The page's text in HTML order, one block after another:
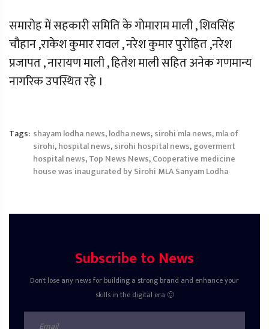
समारोह में सहकारी समिति के गोमाराम माली , शिवसिंह
चौहान ,राकेश कुमार रावल , नरेश कुमार पुरोहित ,नरेश
प्रजापत , नारायण माली , हितेश माली सहित अनेक गणमान्य
नागरिक उपस्थित रहे ।
Tags: shayam lodha news,lodha news,sirohi mla news,mla of
sirohi,hospital news,sirohi hospital news,goverment
hospital news,Top News News,Cooperative medicine
house was inaugurated by Sirohi MLA Sanyam Lodha
Subscribe to News
Don't lose any news for building a strong brand and enhance your
skills in the digital era 🙂